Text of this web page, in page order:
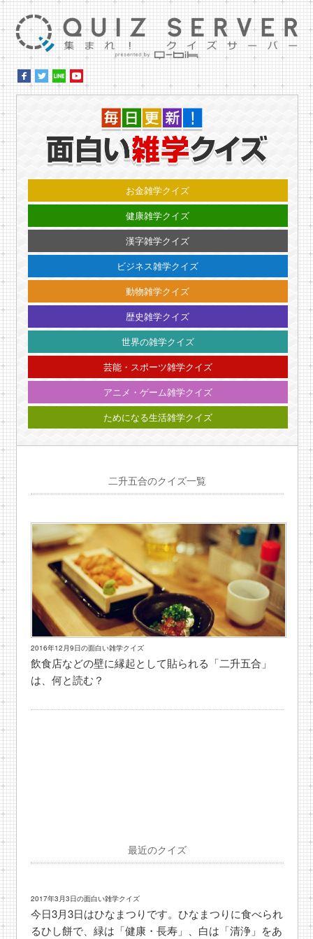
お金雑学クイズ
健康雑学クイズ
漢字雑学クイズ
ビジネス雑学クイズ
動物雑学クイズ
歴史雑学クイズ
世界の雑学クイズ
芸能・スポーツ雑学クイズ
アニメ・ゲーム雑学クイズ
ためになる生活雑学クイズ
二升五合のクイズ一覧
2016年12月9日の面白い雑学クイズ
飲食店などの壁に縁起として貼られる「二升五合」
は、何と読む？
最近のクイズ
2017年3月3日の面白い雑学クイズ
今日3月3日はひなまつりです。ひなまつりに食べられ
るひし餅で、緑は「健康・長寿」、白は「清浄」をあ